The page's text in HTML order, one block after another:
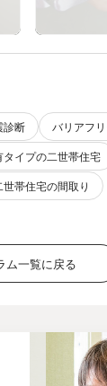
ト
診断
バリアフ
タイプの二世帯住宅
世帯住宅の間取り
ム一覧に戻る